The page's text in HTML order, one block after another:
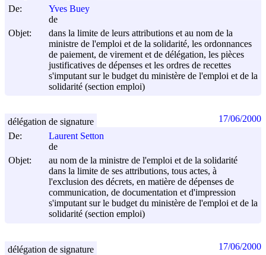
De:
Yves Buey
de
Objet:
dans la limite de leurs attributions et au nom de la
ministre de l'emploi et de la solidarité, les ordonnances
de paiement, de virement et de délégation, les pièces
justificatives de dépenses et les ordres de recettes
s'imputant sur le budget du ministère de l'emploi et de la
solidarité (section emploi)
De:
Laurent Setton
de
Objet:
au nom de la ministre de l'emploi et de la solidarité
dans la limite de ses attributions, tous actes, à
l'exclusion des décrets, en matière de dépenses de
communication, de documentation et d'impression
s'imputant sur le budget du ministère de l'emploi et de la
solidarité (section emploi)
délégation de signature 17/06/2000
délégation de signature 17/06/2000